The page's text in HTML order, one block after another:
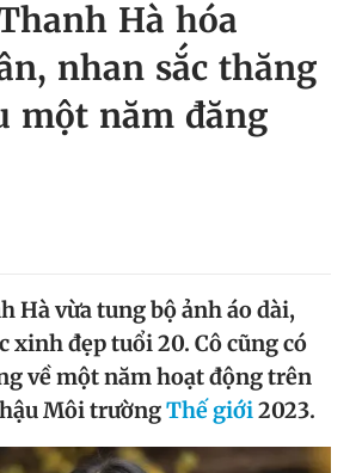
Magazine
Bạn cần biết
Hà hóa
nhan sắc thăng
một năm đăng
Hà vừa tung bộ ảnh áo dài,
xinh đẹp tuổi 20. Cô cũng có
về một năm hoạt động trên
Môi trườngThế giới2023.